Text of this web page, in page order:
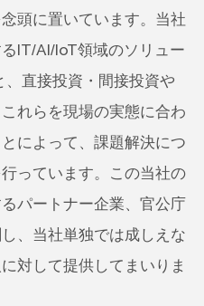
頭に置いています。当社
IT/AI/IoT領域のソリュー
、直接投資・間接投資や
れらを現場の実態に合わ
によって、課題解決につ
っています。この当社の
パートナー企業、官公庁
、当社単独では成しえな
対して提供してまいりま